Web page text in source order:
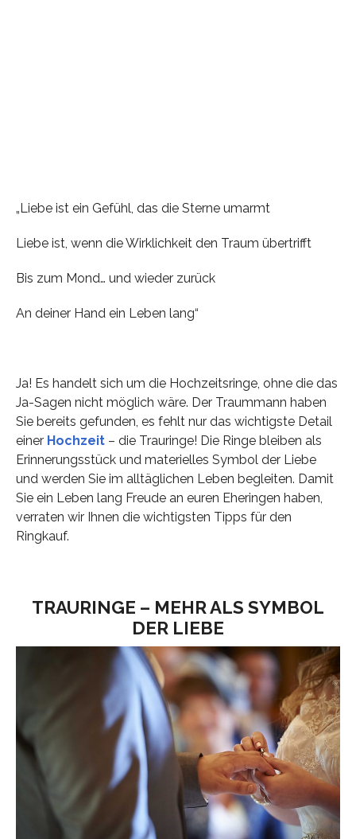
„Liebe ist ein Gefühl, das die Sterne umarmt
Liebe ist, wenn die Wirklichkeit den Traum übertrifft
Bis zum Mond… und wieder zurück
An deiner Hand ein Leben lang“
Ja! Es handelt sich um die Hochzeitsringe, ohne die das
Ja-Sagen nicht möglich wäre. Der Traummann haben
Sie bereits gefunden, es fehlt nur das wichtigste Detail
einer Hochzeit– die Trauringe! Die Ringe bleiben als
Erinnerungsstück und materielles Symbol der Liebe
und werden Sie im alltäglichen Leben begleiten. Damit
Sie ein Leben lang Freude an euren Eheringen haben,
verraten wir Ihnen die wichtigsten Tipps für den
Ringkauf.
TRAURINGE – MEHR ALS SYMBOL
DER LIEBE